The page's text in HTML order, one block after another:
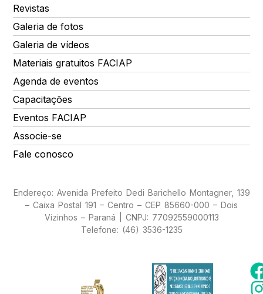
Revistas
Galeria de fotos
Galeria de vídeos
Materiais gratuitos FACIAP
Agenda de eventos
Capacitações
Eventos FACIAP
Associe-se
Fale conosco
Endereço: Avenida Prefeito Dedi Barichello Montagner, 139
– Caixa Postal 191 – Centro – CEP 85660-000 – Dois
Vizinhos – Paraná | CNPJ: 77092559000113
Telefone: (46) 3536-1235